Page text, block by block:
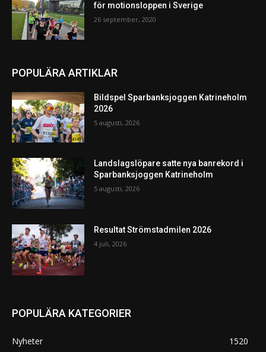
för motionsloppen i Sverige
26 september, 2020
POPULÄRA ARTIKLAR
Bildspel Sparbanksjoggen Katrineholm
2026
5 augusti, 2026
Landslagslöpare satte nya banrekord i
Sparbanksjoggen Katrineholm
5 augusti, 2026
Resultat Strömstadmilen 2026
4 juli, 2026
POPULÄRA KATEGORIER
Nyheter
1520